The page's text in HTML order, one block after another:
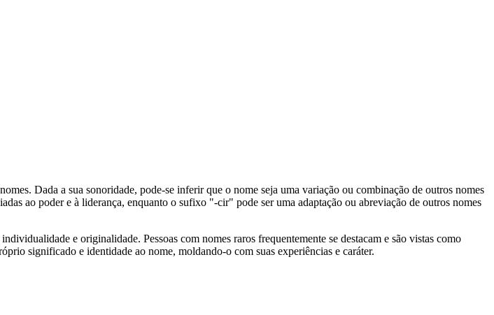
Dada a sua sonoridade, pode-se inferir que o nome seja uma variação ou combinação de outros nomes
ao poder e à liderança, enquanto o sufixo "-cir" pode ser uma adaptação ou abreviação de outros nomes
e originalidade. Pessoas com nomes raros frequentemente se destacam e são vistas como
significado e identidade ao nome, moldando-o com suas experiências e caráter.